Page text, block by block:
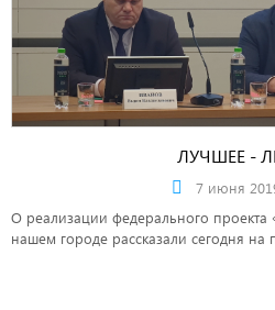
ЛУЧШЕЕ -
7 июня
О реализации федерального проекта
нашем городе рассказали сегодня на